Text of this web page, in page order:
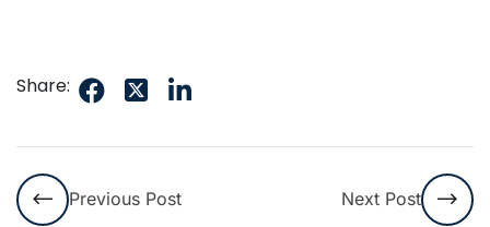
Share:
Previous Post Next Post